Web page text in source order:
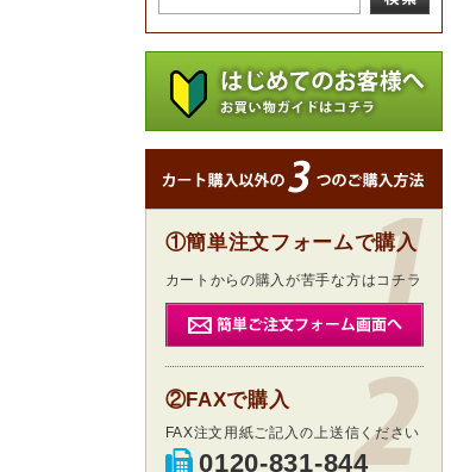
①簡単注文フォームで購入
カートからの購入が苦手な方はコチラ
②FAXで購入
FAX注文用紙ご記入の上送信ください
0120-831-844